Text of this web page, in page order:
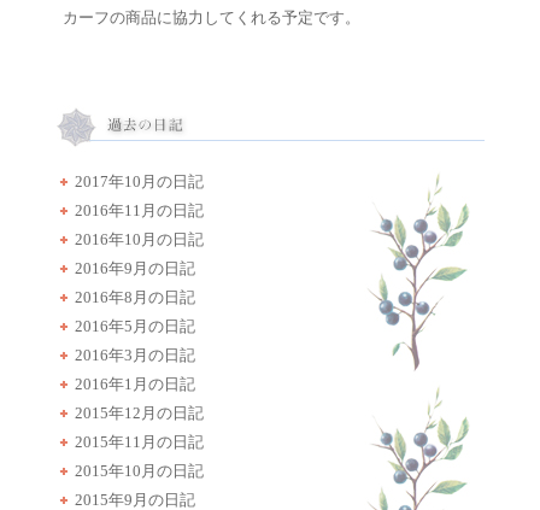
カーフの商品に協力してくれる予定です。
2017年10月の日記
2016年11月の日記
2016年10月の日記
2016年9月の日記
2016年8月の日記
2016年5月の日記
2016年3月の日記
2016年1月の日記
2015年12月の日記
2015年11月の日記
2015年10月の日記
2015年9月の日記